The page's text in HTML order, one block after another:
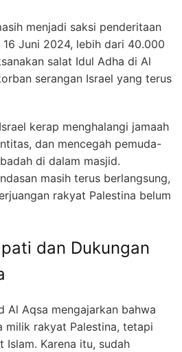
menjadi saksi penderitaan
Juni 2024, lebih dari 40.000
salat Idul Adha di Al
serangan Israel yang terus
kerap menghalangi jamaah
dan mencegah pemuda-
di dalam masjid.
masih terus berlangsung,
rakyat Palestina belum
dan Dukungan
Al Aqsa mengajarkan bahwa
milik rakyat Palestina, tetapi
Islam. Karena itu, sudah